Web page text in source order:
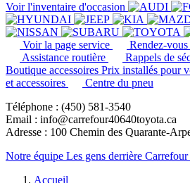
Voir l'inventaire d'occasion
Voir la page service Rendez-vous
Assistance routière
Rappels de
Boutique accessoires Prix installés pour
et accessoires
Centre du pneu
Téléphone : (450) 581-3540
Email : info@carrefour40640toyota.ca
Adresse : 100 Chemin des Quarante-
Notre équipe Les gens derrière
Accueil